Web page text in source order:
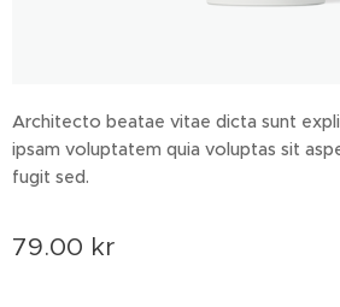
Architecto beatae vitae dicta sunt
ipsam voluptatem quia voluptas sit
fugit sed.
79.00 kr